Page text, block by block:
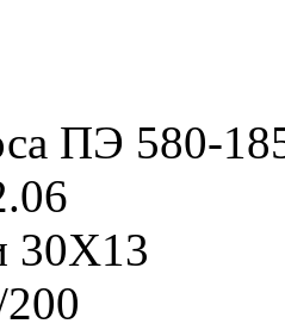
ПЭ 580-
30Х13